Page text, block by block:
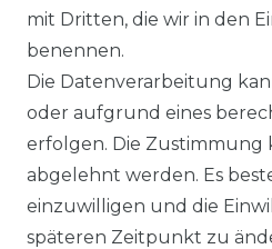
Unsere
mit Dritten, die wir in den
benennen.
Die Datenverarbeitung
oder aufgrund eines
erfolgen. Die Zustimmung
abgelehnt werden. Es
einzuwilligen und die
späteren Zeitpunkt zu